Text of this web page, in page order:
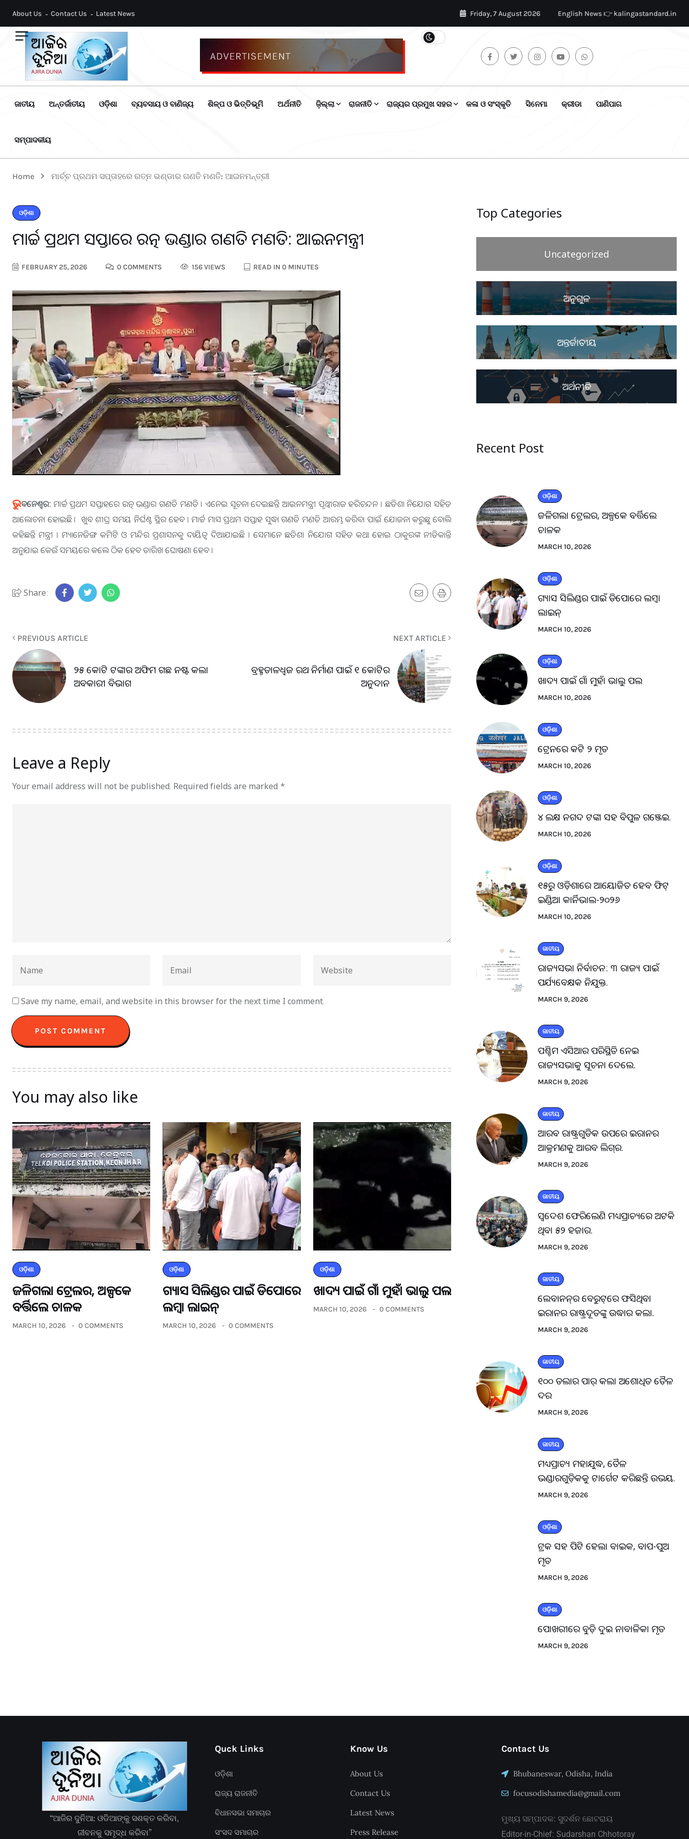
About Us Contact Us Latest News Friday, 7 August 2026 English News 👉 kalingastandard.in
ଜାତୀୟ ଅନ୍ତର୍ଜାତୀୟ ଓଡ଼ିଶା ବ୍ୟବସାୟ ଓ ବାଣିଜ୍ୟ ଶିଳ୍ପ ଓ ଭିତ୍ତିଭୂମି ଅର୍ଥନୀତି ଜ଼ିଲ୍ଲା ରାଜନୀତି ରାଜ୍ୟର ପ୍ରମୁଖ ସହର କଳା ଓ ସଂସ୍କୃତି ସିନେମା କ୍ରୀଡା ପାଣିପାଗ
ସମ୍ପାଦକୀୟ
Home ମାର୍ଚ୍ଚ ପ୍ରଥମ ସପ୍ତାହରେ ରତ୍ନ ଭଣ୍ଡାର ଗଣତି ମଣତି: ଆଇନମନ୍ତ୍ରୀ
ଓଡ଼ିଶା
ମାର୍ଚ୍ଚ ପ୍ରଥମ ସପ୍ତାହରେ ରତ୍ନ ଭଣ୍ଡାର ଗଣତି ମଣତି: ଆଇନମନ୍ତ୍ରୀ
FEBRUARY 25, 2026 0 COMMENTS 156 VIEWS READ IN 0 MINUTES
ଭୁବନେଶ୍ବର: ମାର୍ଚ୍ଚ ପ୍ରଥମ ସପ୍ତାହରେ ରତ୍ନ ଭଣ୍ଡାର ଗଣତି ମଣତି । ଏନେଇ ସୂଚନା ଦେଇଛନ୍ତି ଆଇନମନ୍ତ୍ରୀ ପୃଥ୍ବୀରାଜ ହରିଚନ୍ଦନ । ଛତିଶା ନିଯୋଗ ସହିତ
ଆଲୋଚନା ହୋଇଛି । ଖୁବ ଶୀଘ୍ର ସମୟ ନିର୍ଘଣ୍ଟ ସ୍ଥିର ହେବ । ମାର୍ଚ୍ଚ ମାସ ପ୍ରଥମ ସପ୍ତାହ ସୁଦ୍ଧା ଗଣତି ମଣତି ଆରମ୍ଭ କରିବା ପାଇଁ ଯୋଜନା କରୁଛୁ ବୋଲି
କହିଛନ୍ତି ମନ୍ତ୍ରୀ । ମ୍ୟାନେଜିଙ୍ଗ କମିଟି ଓ ମନ୍ଦିର ପ୍ରଶାସନକୁ ଦାୟିତ୍ୱ ଦିଆଯାଇଛି । ସେମାନେ ଛତିଶା ନିଯୋଗ ସହିତ କଥା ହୋଇ ଠାକୁରଙ୍କ ନୀତିକାନ୍ତି
ଅନୁଯାଇ କେଉଁ ସମୟରେ କଲେ ଠିକ ହେବ ତାରିଖ ଘୋଷଣା ହେବ ।
Share:
PREVIOUS ARTICLE
୨୫ କୋଟି ଟଙ୍କାର ଅଫିମ ଗଛ ନଷ୍ଟ କଲା
ଅବକାରୀ ବିଭାଗ
NEXT ARTICLE
ବ୍ରହ୍ମତାଳଧ୍ୱଜ ରଥ ନିର୍ମାଣ ପାଇଁ ୧ କୋଟିର
ଅନୁଦାନ
Leave a Reply
Your email address will not be published. Required fields are marked *
Save my name, email, and website in this browser for the next time I comment.
You may also like
ଓଡ଼ିଶା
ଜଳିଗଲା ଟ୍ରେଲର, ଅଳ୍ପକେ
ବର୍ତ୍ତିଲେ ଚାଳକ
MARCH 10, 2026 0 COMMENTS
ଓଡ଼ିଶା
ଗ୍ୟାସ ସିଲିଣ୍ଡର ପାଇଁ ଡିପୋରେ
ଲମ୍ବା ଲାଇନ୍
MARCH 10, 2026 0 COMMENTS
ଓଡ଼ିଶା
ଖାଦ୍ୟ ପାଇଁ ଗାଁ ମୁହାଁ ଭାଲୁ ପଲ
MARCH 10, 2026 0 COMMENTS
Top Categories
Uncategorized
ଅନୁଗୁଳ
ଅନ୍ତର୍ଜାତୀୟ
ଅର୍ଥନୀତି
Recent Post
ଓଡ଼ିଶା
ଜଳିଗଲା ଟ୍ରେଲର, ଅଳ୍ପକେ ବର୍ତ୍ତିଲେ
ଚାଳକ
MARCH 10, 2026
ଓଡ଼ିଶା
ଗ୍ୟାସ ସିଲିଣ୍ଡର ପାଇଁ ଡିପୋରେ ଲମ୍ବା
ଲାଇନ୍
MARCH 10, 2026
ଓଡ଼ିଶା
ଖାଦ୍ୟ ପାଇଁ ଗାଁ ମୁହାଁ ଭାଲୁ ପଲ
MARCH 10, 2026
ଓଡ଼ିଶା
ଟ୍ରେନରେ କଟି ୨ ମୃତ
MARCH 10, 2026
ଓଡ଼ିଶା
୪ ଲକ୍ଷ ନଗଦ ଟଙ୍କା ସହ ବିପୁଳ ଗଞ୍ଜେଇ.
MARCH 10, 2026
ଓଡ଼ିଶା
୧୫ରୁ ଓଡ଼ିଶାରେ ଆୟୋଜିତ ହେବ ଫିଟ୍
ଇଣ୍ଡିଆ କାର୍ନିଭାଲ-୨୦୨୬
MARCH 10, 2026
ଜାତୀୟ
ରାଜ୍ୟସଭା ନିର୍ବାଚନ: ୩ ରାଜ୍ୟ ପାଇଁ
ପର୍ଯ୍ୟବେକ୍ଷକ ନିଯୁକ୍ତ.
MARCH 9, 2026
ଜାତୀୟ
ପଶ୍ଚିମ ଏସିଆର ପରିସ୍ଥିତି ନେଇ
ରାଜ୍ୟସଭାକୁ ସୂଚନା ଦେଲେ.
MARCH 9, 2026
ଜାତୀୟ
ଆରବ ରାଷ୍ଟ୍ରଗୁଡିକ ଉପରେ ଇରାନର
ଆକ୍ରମଣକୁ ଆରବ ଲିଗ୍‌ର.
MARCH 9, 2026
ଜାତୀୟ
ସ୍ବଦେଶ ଫେରିଲେଣି ମଧ୍ୟପ୍ରାଚ୍ୟରେ ଅଟକି
ଥିବା ୫୨ ହଜାର.
MARCH 9, 2026
ଜାତୀୟ
ଲେବାନନ୍‌ର ବେରୁଟ୍‌ରେ ଫସିଥିବା
ଇରାନର ରାଷ୍ଟ୍ରଦୂତଙ୍କୁ ଉଦ୍ଧାର କଲା.
MARCH 9, 2026
ଜାତୀୟ
୧୦୦ ଡଲାର ପାର୍ କଲା ଅଶୋଧିତ ତୈଳ
ଦର
MARCH 9, 2026
ଜାତୀୟ
ମଧ୍ୟପ୍ରାଚ୍ୟ ମହାଯୁଦ୍ଧ, ତୈଳ
ଭଣ୍ଡାରଗୁଡ଼ିକକୁ ଟାର୍ଗେଟ କରିଛନ୍ତି ଉଭୟ.
MARCH 9, 2026
ଓଡ଼ିଶା
ଟ୍ରକ ସହ ପିଟି ହେଲା ବାଇକ, ବାପ-ପୁଅ
ମୃତ
MARCH 9, 2026
ଓଡ଼ିଶା
ପୋଖରୀରେ ବୁଡ଼ି ଦୁଇ ନାବାଳିକା ମୃତ
MARCH 9, 2026
“ଆଜିର ଦୁନିଆ: ଓଡିଆଙ୍କୁ ସଶକ୍ତ କରିବା,
ଜୀବନକୁ ସମୃଦ୍ଧ କରିବା”
Quck Links
ଓଡ଼ିଶା
ରାଜ୍ୟ ରାଜନୀତି
ବିଧାନସଭା ସମାଚାର
ସଂସଦ ସମାଚାର
Know Us
About Us
Contact Us
Latest News
Press Release
Contact Us
Bhubaneswar, Odisha, India
focusodishamedia@gmail.com
ମୁଖ୍ୟ ସମ୍ପାଦକ: ସୁଦର୍ଶନ ଛୋଟରାୟ
Editor-in-Chief: Sudarshan Chhotoray